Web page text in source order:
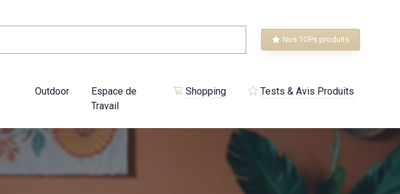
Nos TOPs produits
Outdoor
Espace de
Travail
Shopping Tests & Avis Produits